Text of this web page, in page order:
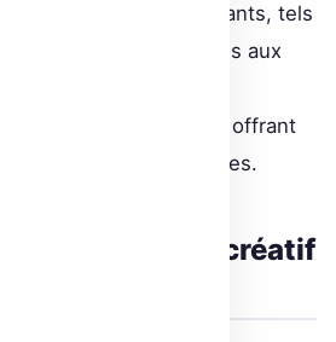
Les nouveaux composants, tels
améliorations apportées aux
utilisateur tout en offrant
optimisée des ressources.
Party : Un défi créatif